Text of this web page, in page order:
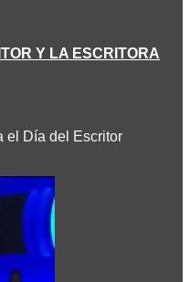
Y LA ESCRITORA
el Día del Escritor